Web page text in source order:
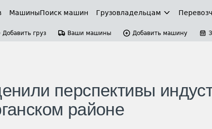
МашиныПоиск машин Грузовладельцам
Добавить груз Ваши машины Добавить машину
перспективы
районе